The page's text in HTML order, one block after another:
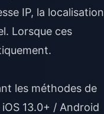
IP, la localisation
Lorsque ces
les méthodes de
13.0+ / Android